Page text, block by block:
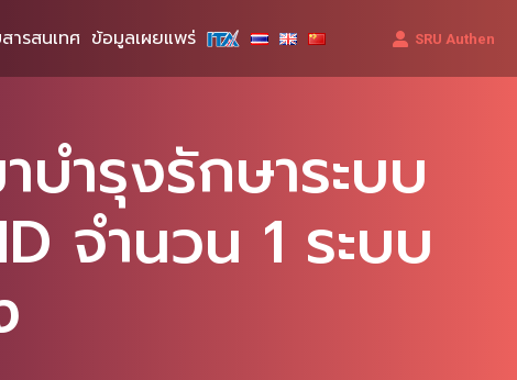
ารสนเทศ ข้อมูลเผยแพร่ SRU Authen
บำรุงรักษาระบบ
จำนวน 1 ระบบ